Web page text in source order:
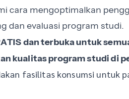
cara mengoptimalkan
dan evaluasi program studi.
dan terbuka untuk
kualitas program studi di
fasilitas konsumsi untuk